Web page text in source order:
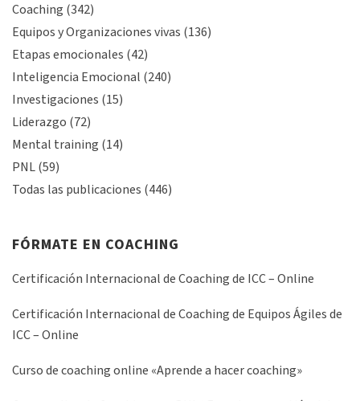
Coaching (342)
Equipos y Organizaciones vivas (136)
Etapas emocionales (42)
Inteligencia Emocional (240)
Investigaciones (15)
Liderazgo (72)
Mental training (14)
PNL(59)
Todas las publicaciones (446)
FÓRMATE EN COACHING
Certificación Internacional de Coaching de ICC – Online
Certificación Internacional de Coaching de Equipos Ágiles de
ICC – Online
Curso de coaching online «Aprende a hacer coaching»